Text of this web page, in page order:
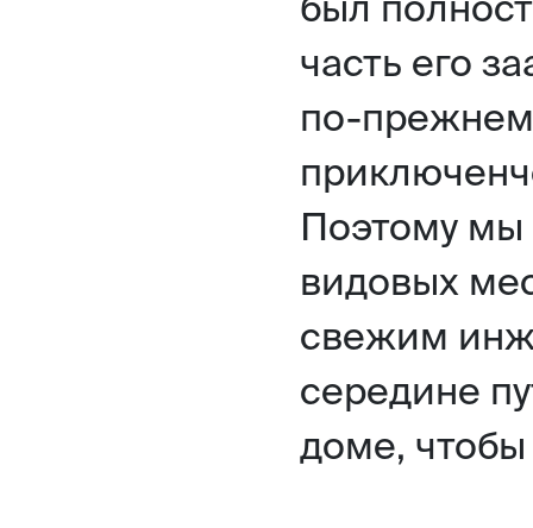
часть его
по-
Поэтому мы
видовых
свежим
середине
доме, чтобы